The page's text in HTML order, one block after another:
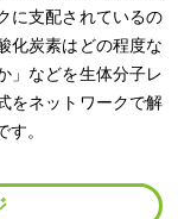
に支配されているの
化炭素はどの程度な
」などを生体分子レ
をネットワークで解
。